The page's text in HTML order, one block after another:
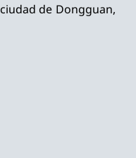
de Dongguan,